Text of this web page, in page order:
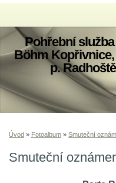
Pohřební
Böhm
p.
Úvod » Fotoalbum » Smuteční
Smuteční